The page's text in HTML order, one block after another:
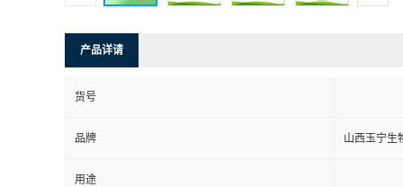
产品详请
货号
品牌 山西玉宁生
用途